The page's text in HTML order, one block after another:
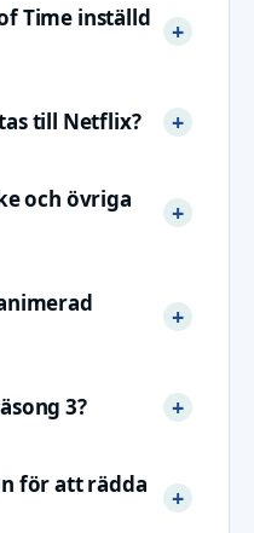
Time inställd
till Netflix?
och övriga
3?
för att rädda